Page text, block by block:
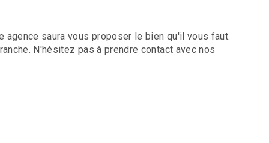
agence saura vous proposer le bien qu'il vous faut.
N'hésitez pas à prendre contact avec nos